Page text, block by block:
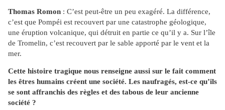
Thomas Romon : C’est peut-être un peu exagéré. La différence,
c’est que Pompéi est recouvert par une catastrophe géologique,
une éruption volcanique, qui détruit en partie ce qu’il y a. Sur l’île
de Tromelin, c’est recouvert par le sable apporté par le vent et la
mer.
Cette histoire tragique nous renseigne aussi sur le fait comment
les êtres humains créent une société. Les naufragés, est-ce qu’ils
se sont affranchis des règles et des tabous de leur ancienne
société ?